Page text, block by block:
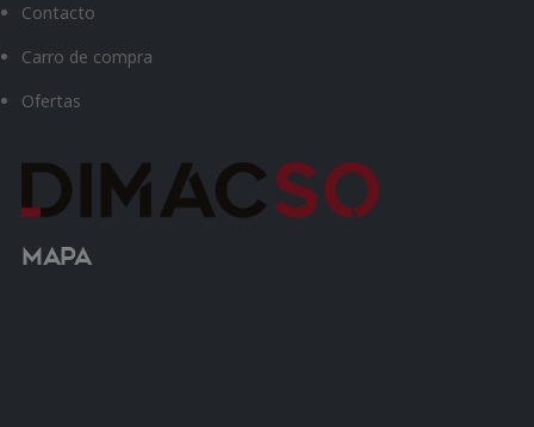
Contacto
Carro de compra
Ofertas
Mapa